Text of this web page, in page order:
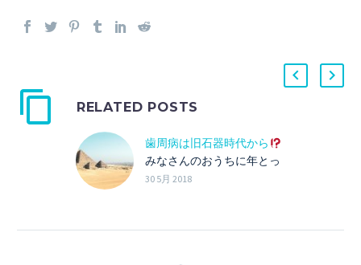
RELATED POSTS
歯周病は旧石器時代から
みなさんのおうちに年とっ
たネコやイヌがい…
30 5月 2018